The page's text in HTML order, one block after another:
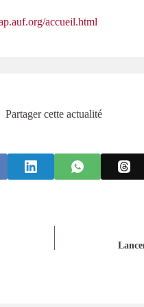
accueil.html
Partager cette actualité